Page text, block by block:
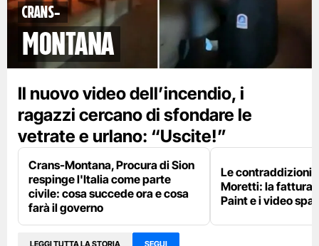
Crans-
Montana
Il nuovo video dell’incendio, i
ragazzi cercano di sfondare le
vetrate e urlano: “Uscite!”
Crans-Montana, Procura di Sion
respinge l'Italia come parte
civile: cosa succede ora e cosa
farà il governo
Le contraddizioni
Moretti: la fattura
Paint e i video
LEGGI TUTTA LA STORIA SEGUI